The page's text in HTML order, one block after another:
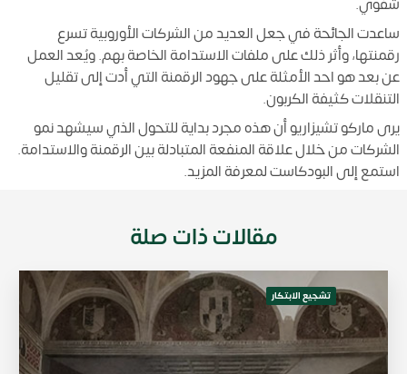
ساعدت الجائحة في جعل العديد من الشركات الأوروبية تسرع
رقمنتها، وأثر ذلك على ملفات الاستدامة الخاصة بهم. ويُعد العمل
عن بعد هو احد الأمثلة على جهود الرقمنة التي أدت إلى تقليل
التنقلات كثيفة الكربون.
يرى ماركو تشيزاريو أن هذه مجرد بداية للتحول الذي سيشهد نمو
الشركات من خلال علاقة المنفعة المتبادلة بين الرقمنة والاستدامة.
استمع إلى البودكاست لمعرفة المزيد.
مقالات ذات صلة
تشجيع الابتكار